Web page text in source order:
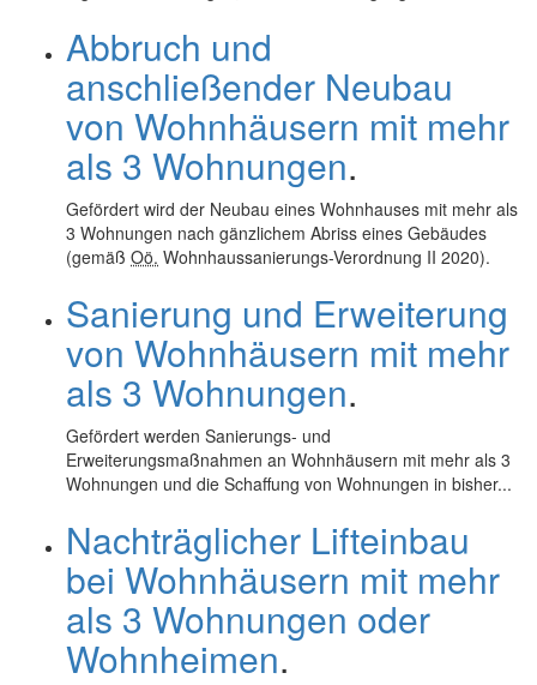
Abbruch und
anschließender Neubau
von Wohnhäusern mit mehr
als 3 Wohnungen.
Gefördert wird der Neubau eines Wohnhauses mit mehr als
3 Wohnungen nach gänzlichem Abriss eines Gebäudes
(gemäß Oö. Wohnhaussanierungs-Verordnung II 2020).
Sanierung und Erweiterung
von Wohnhäusern mit mehr
als 3 Wohnungen.
Gefördert werden Sanierungs- und
Erweiterungsmaßnahmen an Wohnhäusern mit mehr als 3
Wohnungen und die Schaffung von Wohnungen in bisher...
Nachträglicher Lifteinbau
bei Wohnhäusern mit mehr
als 3 Wohnungen oder
Wohnheimen.